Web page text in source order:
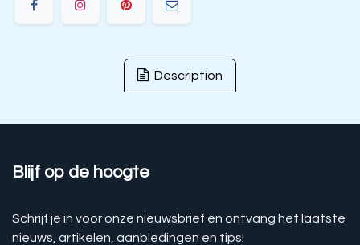
Description
Blijf op de hoogte
Schrijf je in voor onze nieuwsbrief en ontvang het laatste
nieuws, artikelen, aanbiedingen en tips!